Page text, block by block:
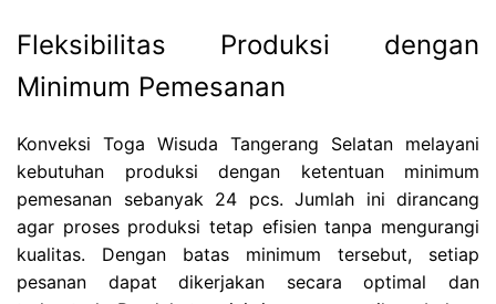
Fleksibilitas Produksi dengan
Minimum Pemesanan
Konveksi Toga Wisuda Tangerang Selatan melayani
kebutuhan produksi dengan ketentuan minimum
pemesanan sebanyak 24 pcs. Jumlah ini dirancang
agar proses produksi tetap efisien tanpa mengurangi
kualitas. Dengan batas minimum tersebut, setiap
pesanan dapat dikerjakan secara optimal dan